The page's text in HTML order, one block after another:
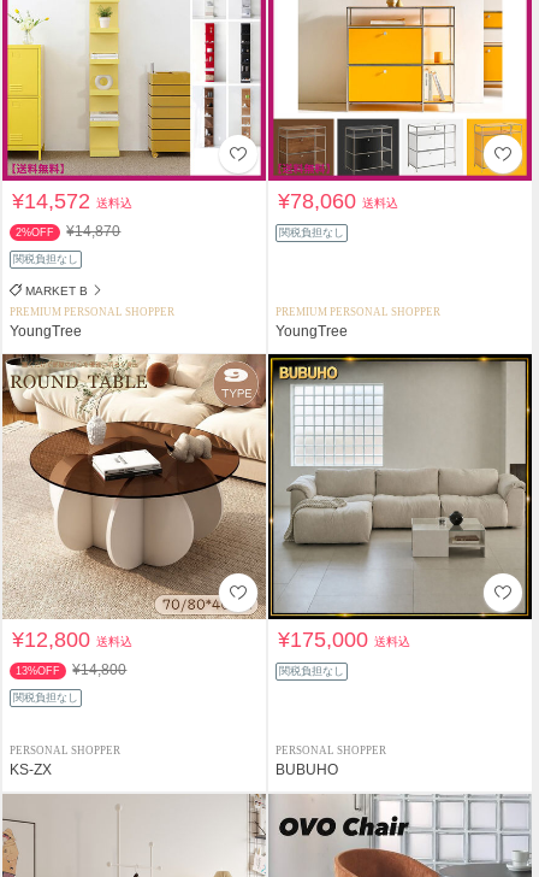
¥14,572送料込
2%OFF ¥14,870
関税負担なし
MARKET B
PREMIUM PERSONAL SHOPPER
YoungTree
¥78,060送料込
関税負担なし
PREMIUM PERSONAL SHOPPER
YoungTree
¥12,800送料込
13%OFF ¥14,800
関税負担なし
PERSONAL SHOPPER
KS-ZX
¥175,000送料込
関税負担なし
PERSONAL SHOPPER
BUBUHO